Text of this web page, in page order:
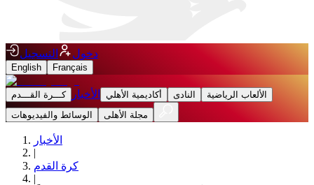
دخول التسجيل
English Français
كـــرة القـــدم الأخبار أكاديمية الأهلي النادى
الألعاب الرياضية
الوسائط والفيديوهات
مجلة الأهلى
الأخبار
|
كرة القدم
|